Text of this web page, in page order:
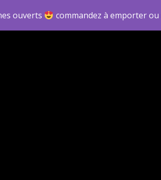
ouverts commandez à emporter ou